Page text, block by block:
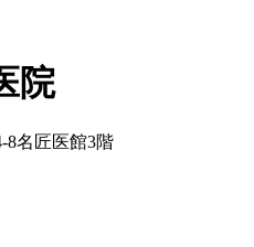
院
8名匠医館3階